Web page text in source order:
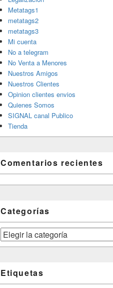
Metatags1
metatags2
metatags3
Mi cuenta
No a telegram
No Venta a Menores
Nuestros Amigos
Nuestros Clientes
Opinion clientes envios
Quienes Somos
SIGNAL canal Publico
Tienda
Comentarios recientes
Categorías
Categorías
Etiquetas